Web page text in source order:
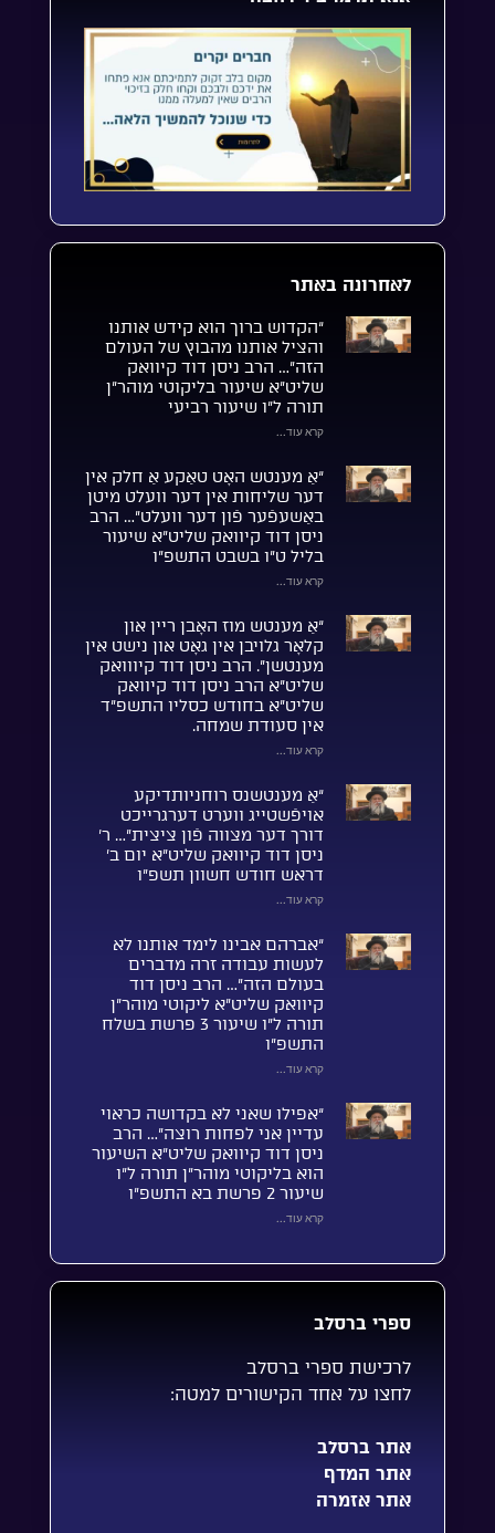
לאחרונה באתר
“הקדוש ברוך הוא קידש אותנו
והציל אותנו מהבוץ של העולם
הזה”… הרב ניסן דוד קיוואק
שליט”א שיעור בליקוטי מוהר”ן
תורה ל”ו שיעור רביעי
קרא עוד...
“אַ מענטש האָט טאַקע אַ חלק אין
דער שליחות אין דער וועלט מיטן
באַשעפֿער פֿון דער וועלט”… הרב
ניסן דוד קיוואק שליט”א שיעור
בליל ט”ו בשבט התשפ”ו
קרא עוד...
“אַ מענטש מוז האָבן ריין און
קלאָר גלויבן אין גאָט און נישט אין
מענטשן”. הרב ניסן דוד קיווואק
שליט”א הרב ניסן דוד קיוואק
שליט”א בחודש כסליו התשפ”ד
אין סעודת שמחה.
קרא עוד...
“אַ מענטשנס רוחניותדיקע
אויפֿשטייג ווערט דערגרייכט
דורך דער מצווה פֿון ציצית”… ר’
ניסן דוד קיוואק שליט”א יום ב’
דראש חודש חשוון תשפ”ו
קרא עוד...
“אברהם אבינו לימד אותנו לא
לעשות עבודה זרה מדברים
בעולם הזה”… הרב ניסן דוד
קיוואק שליט”א ליקוטי מוהר”ן
תורה ל”ו שיעור 3 פרשת בשלח
התשפ”ו
קרא עוד...
“אפילו שאני לא בקדושה כראוי
עדיין אני לפחות רוצה”… הרב
ניסן דוד קיוואק שליט”א השיעור
הוא בליקוטי מוהר”ן תורה ל”ו
שיעור 2 פרשת בא התשפ”ו
קרא עוד...
ספרי ברסלב
לרכישת ספרי ברסלב
לחצו על אחד הקישורים למטה:
אתר ברסלב
אתר המדף
אתר אזמרה